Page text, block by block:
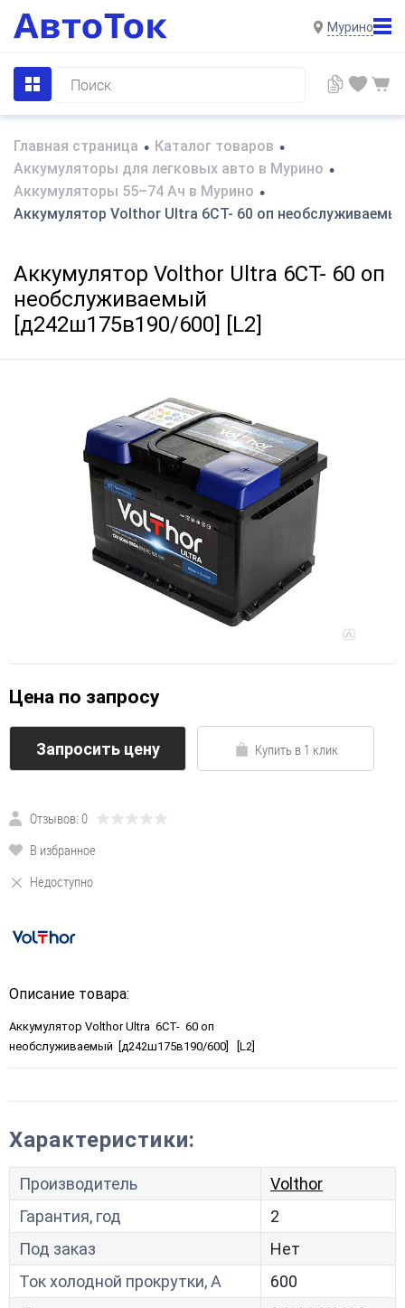
Мурино
Главная страница • Каталог товаров •
Аккумуляторы для легковых авто в Мурино •
Аккумуляторы 55–74 Ач в Мурино •
Аккумулятор Volthor Ultra 6СТ- 60 оп
Аккумулятор Volthor Ultra 6СТ- 60 оп
необслуживаемый
[д242ш175в190/600] [L2]
Цена по запросу
Запросить цену Купить в 1 клик
Отзывов: 0
В избранное
Недоступно
Описание товара:
Аккумулятор Volthor Ultra 6СТ- 60 оп
необслуживаемый [д242ш175в190/600] [L2]
Характеристики:
Производитель
Volthor
Гарантия, год
2
Под заказ
Нет
Ток холодной прокрутки, A
600